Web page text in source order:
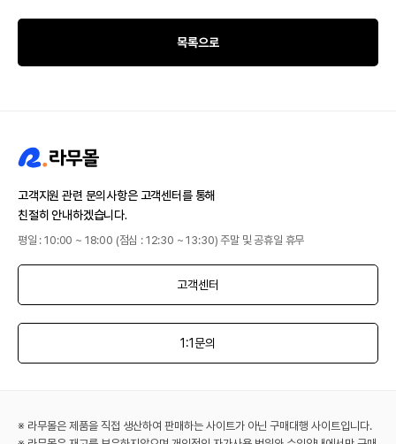
목록으로
고객지원 관련 문의사항은 고객센터를 통해
친절히 안내하겠습니다.
평일 : 10:00 ~ 18:00 (점심 : 12:30 ~ 13:30) 주말 및 공휴일 휴무
고객센터
1:1문의
※ 라무몰은 제품을 직접 생산하여 판매하는 사이트가 아닌 구매대행 사이트입니다.